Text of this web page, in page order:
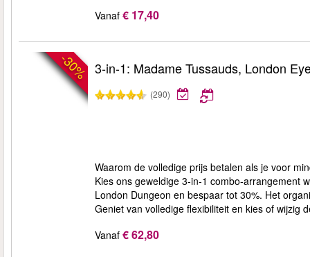
Vanaf € 17,40
-30% 3-in-1: Madame Tussauds, London
(290)
Waarom de volledige prijs betalen als je voor
Kies ons geweldige 3-in-1 combo-arrangement
London Dungeon en bespaar tot 30%. Het
Geniet van volledige flexibiliteit en kies of wijzig
Vanaf € 62,80